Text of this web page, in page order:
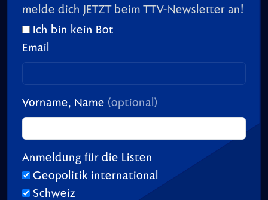
melde dich JETZT beim TTV-Newsletter an!
Ich bin kein Bot
Email
Vorname, Name (optional)
Anmeldung für die Listen
Geopolitik international
Schweiz